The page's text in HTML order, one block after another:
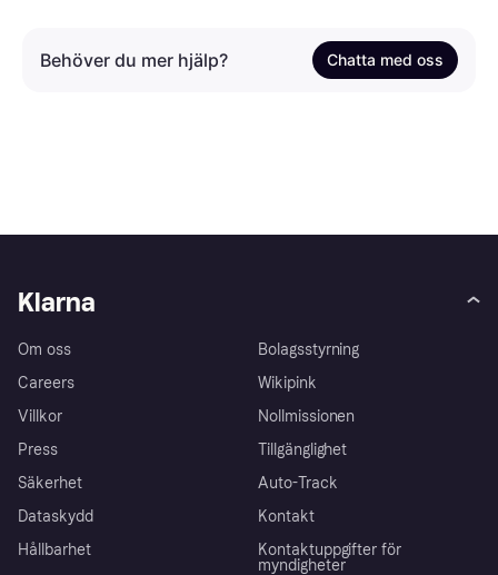
Behöver du mer hjälp? Chatta med oss
Klarna
Om oss
Careers
Villkor
Press
Säkerhet
Dataskydd
Hållbarhet
Bolagsstyrning
Wikipink
Nollmissionen
Tillgänglighet
Auto-Track
Kontakt
Kontaktuppgifter för
myndigheter